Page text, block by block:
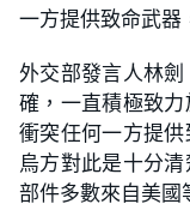
t
e
一方提供致命武器
外交部發言人林
確，一直積極致
衝突任何一方提供
烏方對此是十分
部件多數來自美國